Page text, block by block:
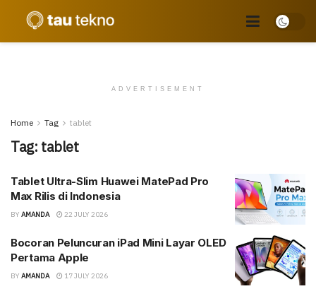
ADVERTISEMENT
Home Tag tablet
Tag: tablet
Tablet Ultra-Slim Huawei MatePad Pro
Max Rilis di Indonesia
BY AMANDA 22 JULY 2026
Bocoran Peluncuran iPad Mini Layar OLED
Pertama Apple
BY AMANDA 17 JULY 2026